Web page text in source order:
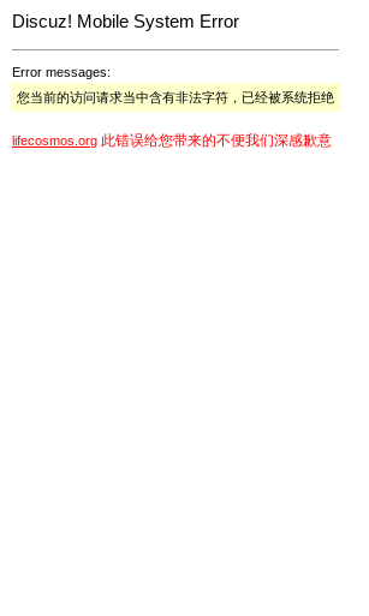
Discuz! Mobile System Error
Error messages:
您当前的访问请求当中含有非法字符，已经被系统拒绝
lifecosmos.org 此错误给您带来的不便我们深感歉意